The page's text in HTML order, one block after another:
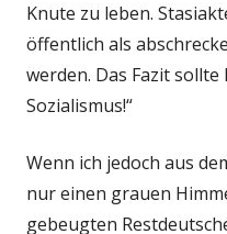
Knute zu leben.
öffentlich als
werden. Das Fazit
Sozialismus!“
Wenn ich jedoch aus
nur einen grauen
gebeugten